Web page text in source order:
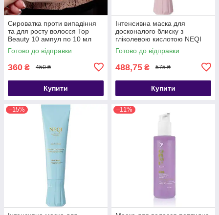
Сироватка проти випадіння
та для росту волосся Top
Beauty 10 ампул по 10 мл
Готово до відправки
360 ₴ 450 ₴
Купити
Інтенсивна маска для
досконалого блиску з
гліколевою кислотою NEQI
Treatment Treasure Gloss
Glaze 100ml
Готово до відправки
488,75 ₴ 575 ₴
Купити
–15% –11%